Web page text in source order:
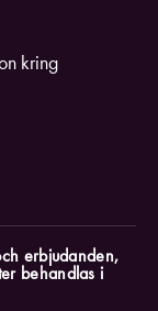
kring
erbjudanden,
behandlas i